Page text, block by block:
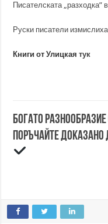
Писателската
Руски писатели
Книги от Улицкаятук
Богато
Поръчайте доказано